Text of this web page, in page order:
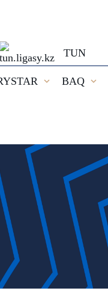
TUN
BAQ